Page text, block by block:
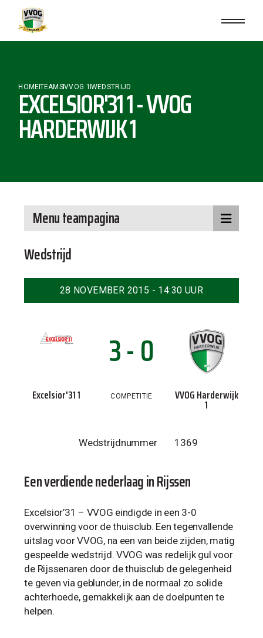
HOMETEAMSVVOG 1 WEDSTRIJD
EXCELSIOR'31 1 - VVOG
HARDERWIJK 1
Wedstrijd
28 NOVEMBER 2015 - 14:30 UUR
3 - 0
Excelsior'31 1 COMPETITIE VVOG Harderwijk
1
Wedstrijdnummer 1369
Een verdiende nederlaag in Rijssen
Excelsior’31 – VVOG eindigde in een 3-0
overwinning voor de thuisclub. Een tegenvallende
uitslag voor VVOG, na een van beide zijden, matig
gespeelde wedstrijd. VVOG was redelijk gul voor
de Rijssenaren door de thuisclub de gelegenheid
te geven via geblunder, in de normaal zo solide
achterhoede, gemakkelijk aan de doelpunten te
helpen.
Menu teampagina